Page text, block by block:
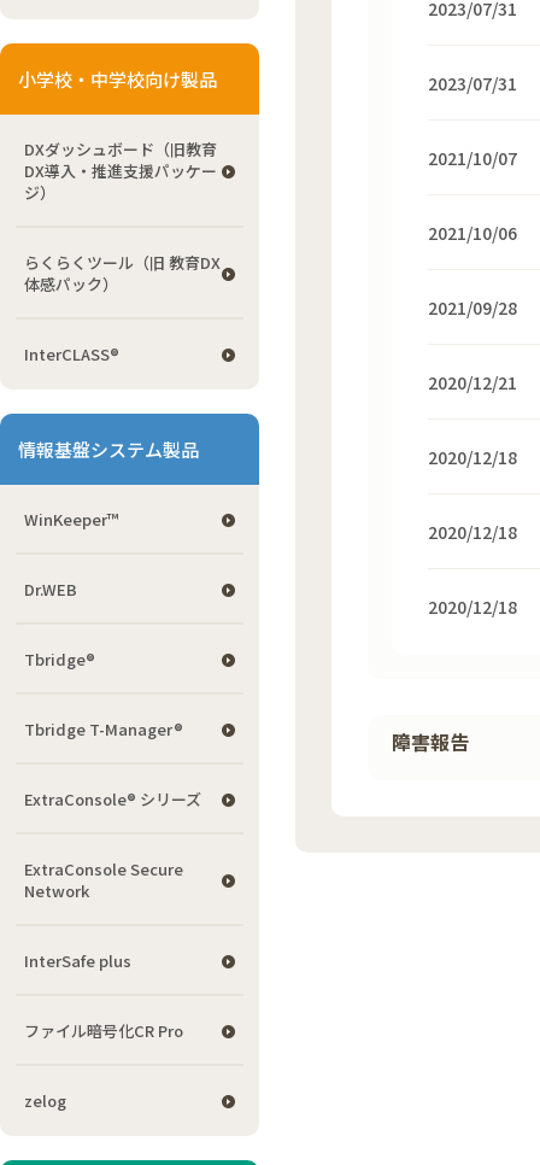
小学校・中学校向け製品
DXダッシュボード（旧教育
DX導入・推進支援パッケー
ジ）
らくらくツール（旧 教育DX
体感パック）
InterCLASS®
情報基盤システム製品
WinKeeper™
Dr.WEB
Tbridge®
Tbridge T-Manager®
ExtraConsole® シリーズ
ExtraConsole Secure
Network
InterSafe plus
ファイル暗号化CR Pro
zelog
2023/07/31
2023/07/31
2021/10/07
2021/10/06
2021/09/28
2020/12/21
2020/12/18
2020/12/18
2020/12/18
障害報告